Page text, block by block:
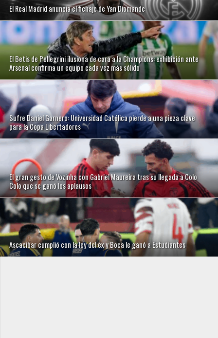
El Real Madrid anuncia el fichaje de Yan Diomande
El Betis de Pellegrini ilusiona de cara a la Champions: exhibición ante
Arsenal confirma un equipo cada vez más sólido
Sufre Daniel Garnero: Universidad Católica pierde a una pieza clave
para la Copa Libertadores
El gran gesto de Vozinha con Gabriel Maureira tras su llegada a Colo
Colo que se ganó los aplausos
Ascacibar cumplió con la ley del ex y Boca le ganó a Estudiantes